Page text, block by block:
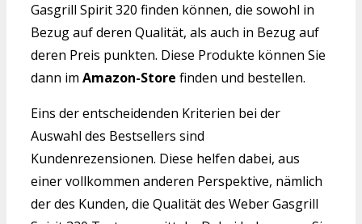
Gasgrill Spirit 320 finden können, die sowohl in
Bezug auf deren Qualität, als auch in Bezug auf
deren Preis punkten. Diese Produkte können Sie
dann im Amazon-Store finden und bestellen.
Eins der entscheidenden Kriterien bei der
Auswahl des Bestsellers sind
Kundenrezensionen. Diese helfen dabei, aus
einer vollkommen anderen Perspektive, nämlich
der des Kunden, die Qualität des Weber Gasgrill